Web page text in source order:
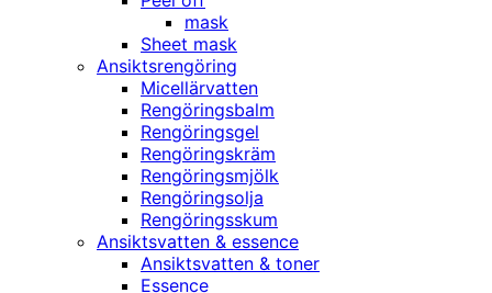
mask
Sheet mask
Ansiktsrengöring
Micellärvatten
Rengöringsbalm
Rengöringsgel
Rengöringskräm
Rengöringsmjölk
Rengöringsolja
Rengöringsskum
Ansiktsvatten & essence
Ansiktsvatten & toner
Essence